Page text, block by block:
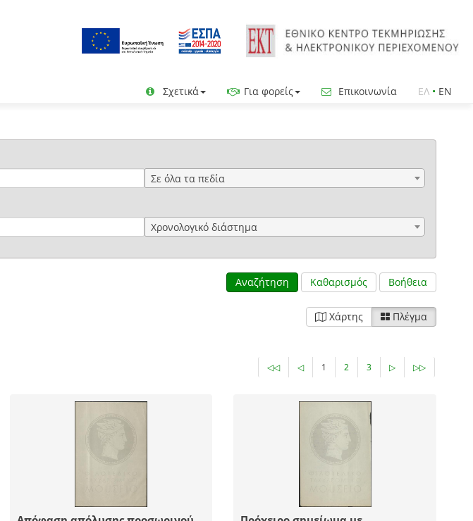
Σχετικά Για φορείς Επικοινωνία ΕΛ • EN
Σε όλα τα πεδία
Χρονολογικό διάστημα
Αναζήτηση Καθαρισμός Βοήθεια
Χάρτης Πλέγμα
◁◁ ◁ 1 2 3 ▷ ▷▷